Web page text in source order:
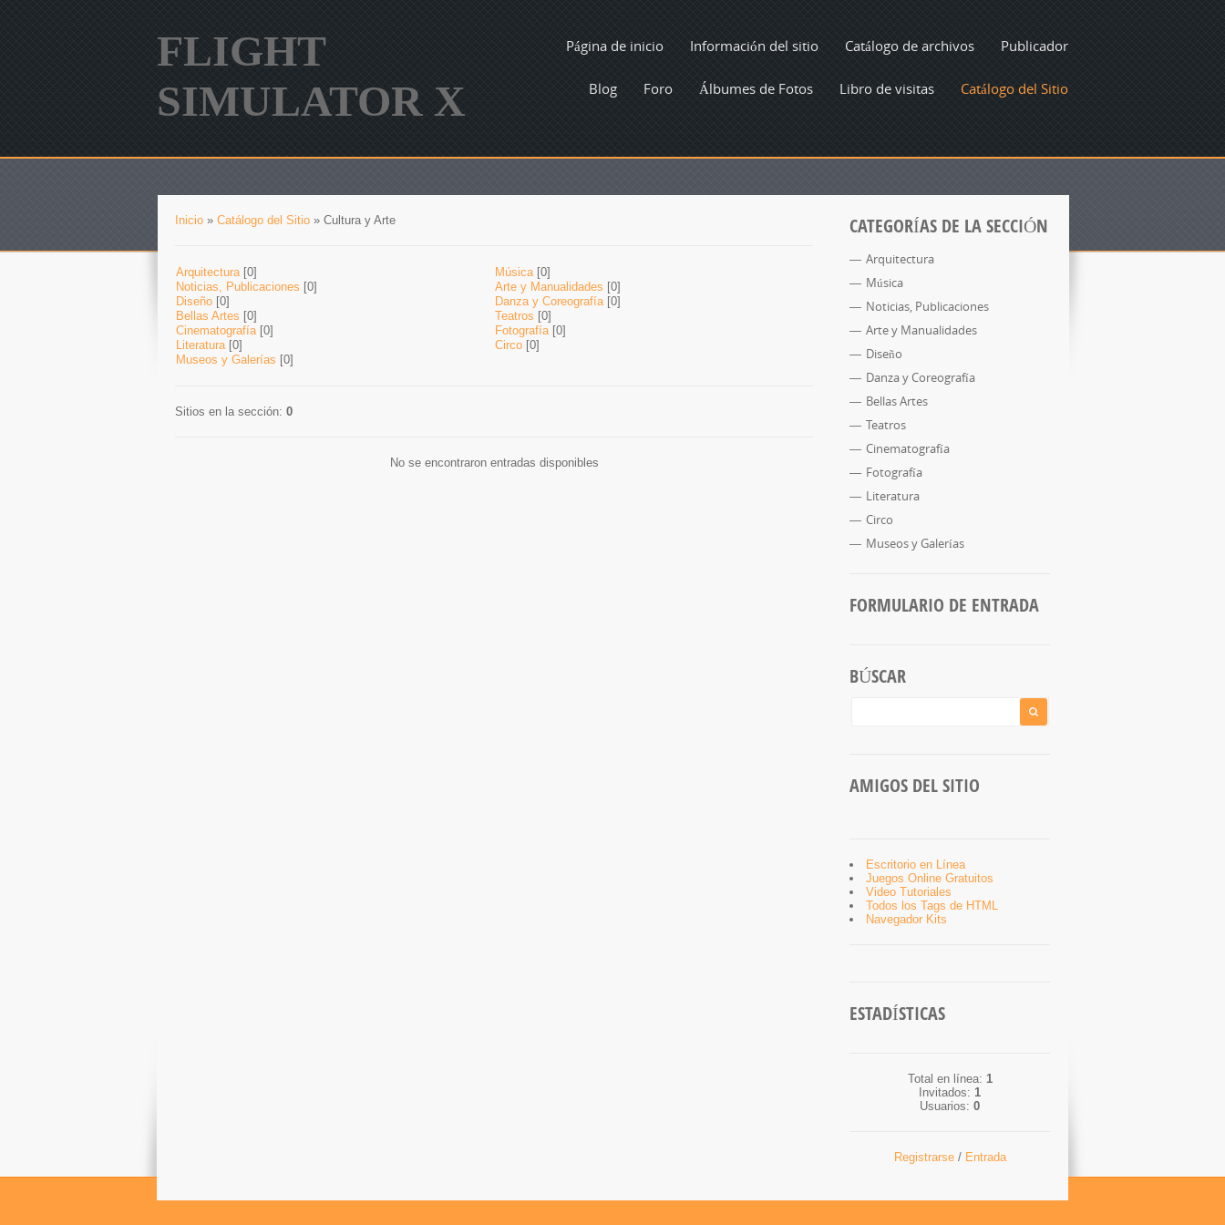
FLIGHT
SIMULATOR X
Página de inicio Información del sitio Catálogo de archivos Publicador
Blog Foro Álbumes de Fotos Libro de visitas Catálogo del Sitio
Inicio » Catálogo del Sitio » Cultura y Arte
Arquitectura [0] Música [0]
Noticias, Publicaciones [0] Arte y Manualidades [0]
Diseño [0] Danza y Coreografía [0]
Bellas Artes [0] Teatros [0]
Cinematografía [0] Fotografía [0]
Literatura [0] Circo [0]
Museos y Galerías [0]
Sitios en la sección: 0
No se encontraron entradas disponibles
CATEGORÍAS DE LA SECCIÓN
Arquitectura
Música
Noticias, Publicaciones
Arte y Manualidades
Diseño
Danza y Coreografía
Bellas Artes
Teatros
Cinematografía
Fotografía
Literatura
Circo
Museos y Galerías
FORMULARIO DE ENTRADA
BÚSCAR
AMIGOS DEL SITIO
Escritorio en Línea
Juegos Online Gratuitos
Video Tutoriales
Todos los Tags de HTML
Navegador Kits
ESTADÍSTICAS
Total en línea: 1
Invitados: 1
Usuarios: 0
Registrarse/ Entrada